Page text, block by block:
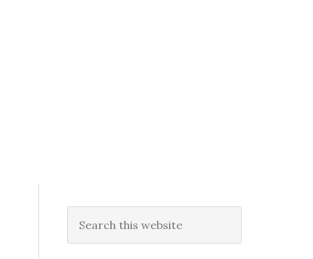
Primary
Sidebar
this